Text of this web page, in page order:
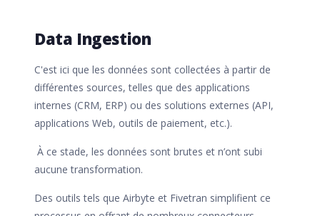
Data Ingestion
C'est ici que les données sont collectées à partir de
différentes sources, telles que des applications
internes (CRM, ERP) ou des solutions externes (API,
applications Web, outils de paiement, etc.).
À ce stade, les données sont brutes et n’ont subi
aucune transformation.
Des outils tels que Airbyte et Fivetran simplifient ce